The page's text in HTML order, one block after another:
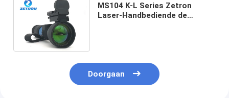
MS104 K-L Series Zetron
Laser-Handbediende de
Doorgaan